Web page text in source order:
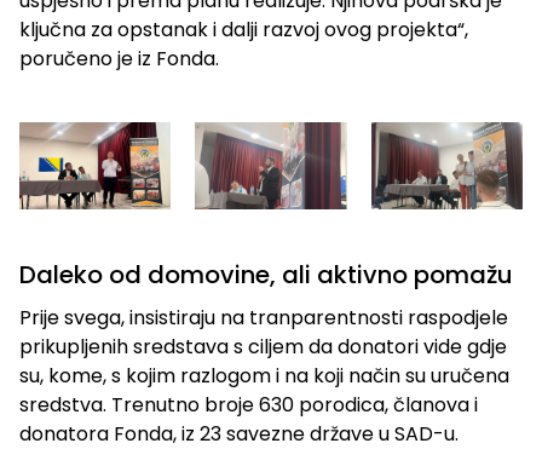
ključna za opstanak i dalji razvoj ovog projekta“,
poručeno je iz Fonda.
Daleko od domovine, ali aktivno pomažu
Prije svega, insistiraju na tranparentnosti raspodjele
prikupljenih sredstava s ciljem da donatori vide gdje
su, kome, s kojim razlogom i na koji način su uručena
sredstva. Trenutno broje 630 porodica, članova i
donatora Fonda, iz 23 savezne države u SAD-u.